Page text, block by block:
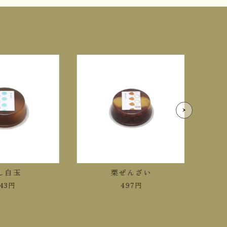
白玉
円
栗ぜんざい
497円